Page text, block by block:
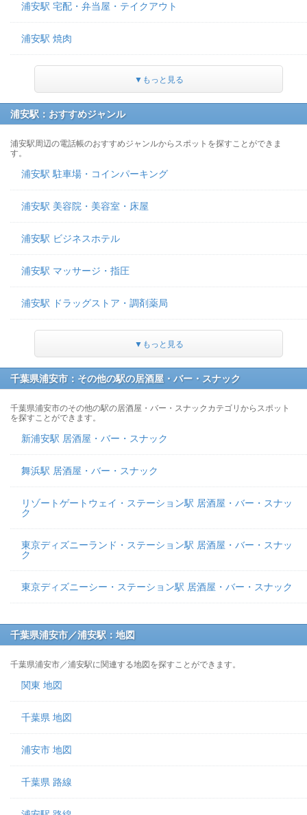
浦安駅 宅配・弁当屋・テイクアウト
浦安駅 焼肉
▼もっと見る
浦安駅：おすすめジャンル
浦安駅周辺の電話帳のおすすめジャンルからスポットを探すことができま
す。
浦安駅 駐車場・コインパーキング
浦安駅 美容院・美容室・床屋
浦安駅 ビジネスホテル
浦安駅 マッサージ・指圧
浦安駅 ドラッグストア・調剤薬局
▼もっと見る
千葉県浦安市：その他の駅の居酒屋・バー・スナック
千葉県浦安市のその他の駅の居酒屋・バー・スナックカテゴリからスポット
を探すことができます。
新浦安駅 居酒屋・バー・スナック
舞浜駅 居酒屋・バー・スナック
リゾートゲートウェイ・ステーション駅 居酒屋・バー・スナッ
ク
東京ディズニーランド・ステーション駅 居酒屋・バー・スナッ
ク
東京ディズニーシー・ステーション駅 居酒屋・バー・スナック
千葉県浦安市／浦安駅：地図
千葉県浦安市／浦安駅に関連する地図を探すことができます。
関東 地図
千葉県 地図
浦安市 地図
千葉県 路線